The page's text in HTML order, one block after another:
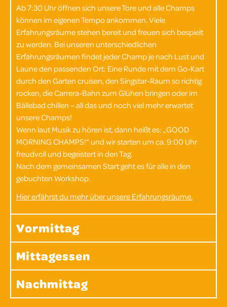
Ab 7:30 Uhr öffnen sich unsere Tore und alle Champs
können im eigenen Tempo ankommen. Viele
Erfahrungsräume stehen bereit und freuen sich bespielt
zu werden. Bei unseren unterschiedlichen
Erfahrungsräumen findet jeder Champ je nach Lust und
Laune den passenden Ort: Eine Runde mit dem Go-Kart
durch den Garten cruisen, den Singstar-Raum so richtig
rocken, die Carrera-Bahn zum Glühen bringen oder im
Bällebad chillen – all das und noch viel mehr erwartet
unsere Champs!
Wenn laut Musik zu hören ist, dann heißt es: „GOOD
MORNING CHAMPS!“ und wir starten um ca. 9:00 Uhr
freudvoll und begeistert in den Tag.
Nach dem gemeinsamen Start geht es für alle in den
gebuchten Workshop.
Hier erfährst du mehr über unsere Erfahrungsräume.
Vormittag
Mittagessen
Nachmittag